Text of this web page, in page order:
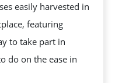
easily harvested in
featuring
to take part in
do on the ease in